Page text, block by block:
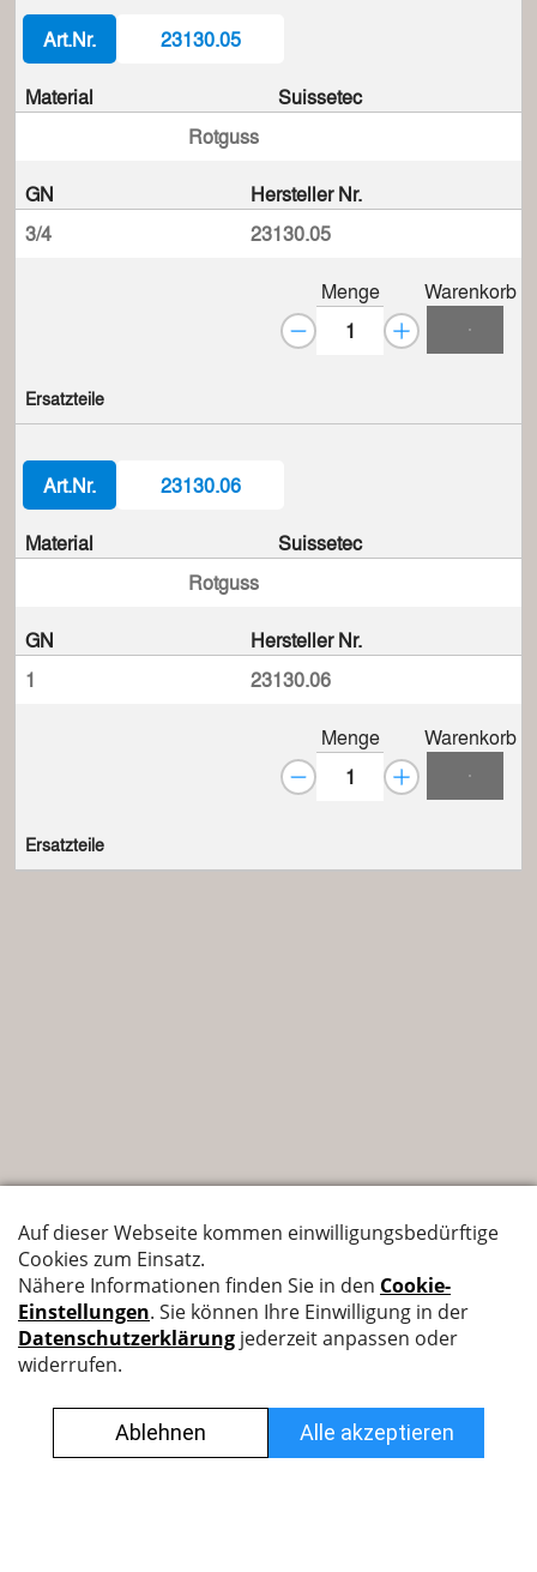
Art.Nr. 23130.05
Material
Rotguss
Suissetec
GN
Hersteller Nr.
3/4
23130.05
Menge Warenkorb
Ersatzteile
Art.Nr. 23130.06
Material
Rotguss
Suissetec
GN
Hersteller Nr.
1
23130.06
Menge Warenkorb
Ersatzteile
Nyffenegger Armaturen AG
Leutschenbachstrasse 38